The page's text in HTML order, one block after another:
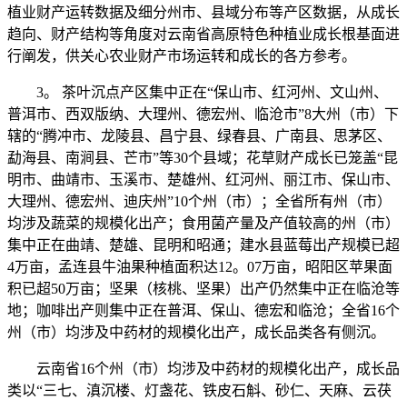
植业财产运转数据及细分州市、县域分布等产区数据，从成长
趋向、财产结构等角度对云南省高原特色种植业成长根基面进
行阐发，供关心农业财产市场运转和成长的各方参考。
3。 茶叶沉点产区集中正在“保山市、红河州、文山州、
普洱市、西双版纳、大理州、德宏州、临沧市”8大州（市）下
辖的“腾冲市、龙陵县、昌宁县、绿春县、广南县、思茅区、
勐海县、南涧县、芒市”等30个县域；花草财产成长已笼盖“昆
明市、曲靖市、玉溪市、楚雄州、红河州、丽江市、保山市、
大理州、德宏州、迪庆州”10个州（市）；全省所有州（市）
均涉及蔬菜的规模化出产；食用菌产量及产值较高的州（市）
集中正在曲靖、楚雄、昆明和昭通；建水县蓝莓出产规模已超
4万亩，孟连县牛油果种植面积达12。07万亩，昭阳区苹果面
积已超50万亩；坚果（核桃、坚果）出产仍然集中正在临沧等
地；咖啡出产则集中正在普洱、保山、德宏和临沧；全省16个
州（市）均涉及中药材的规模化出产，成长品类各有侧沉。
云南省16个州（市）均涉及中药材的规模化出产，成长品
类以“三七、滇沉楼、灯盏花、铁皮石斛、砂仁、天麻、云茯